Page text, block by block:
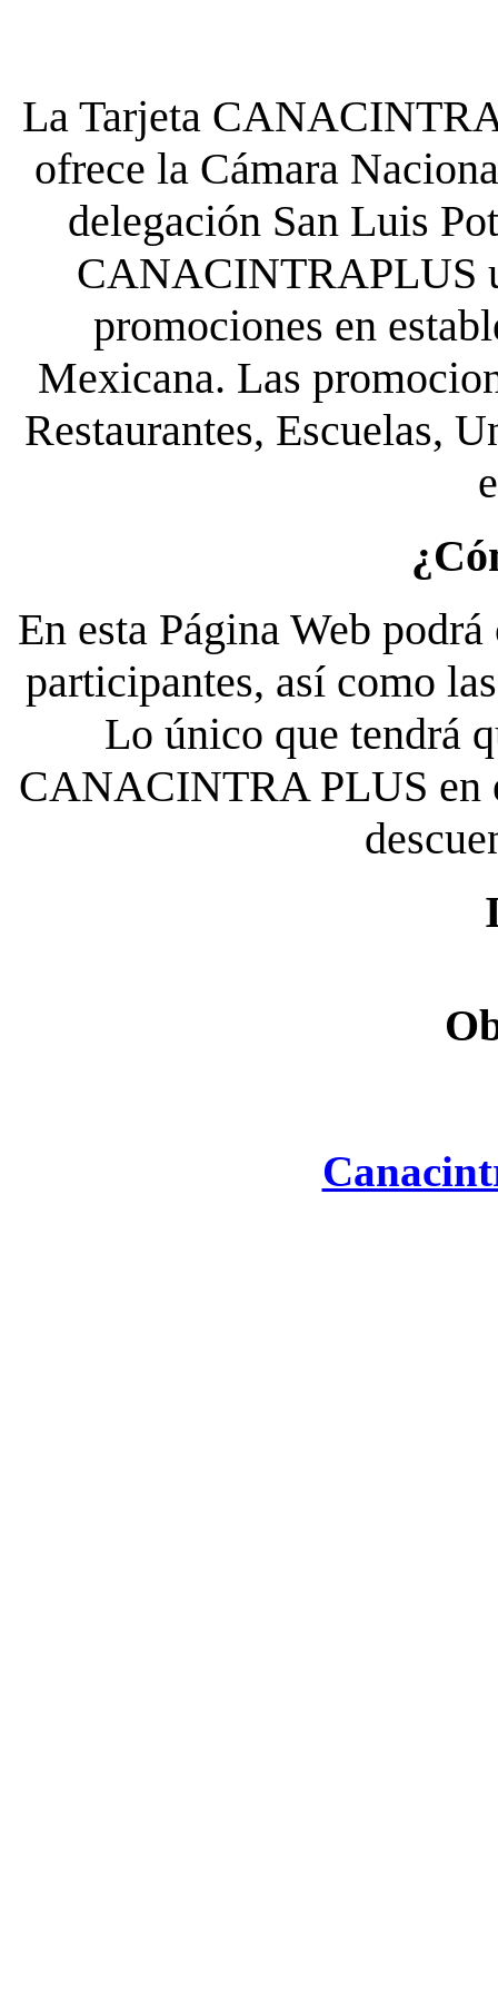
La Tarjeta
ofrece la Cámara
delegación San Luis
CANACINTRAPLUS
promociones en
Mexicana. Las
Restaurantes, Escuelas,
En esta Página Web
participantes, así como
Lo único que tendrá
CANACINTRA PLUS en